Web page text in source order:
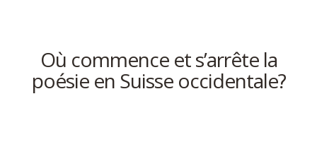
Où commence et s’arrête la
poésie en Suisse occidentale?